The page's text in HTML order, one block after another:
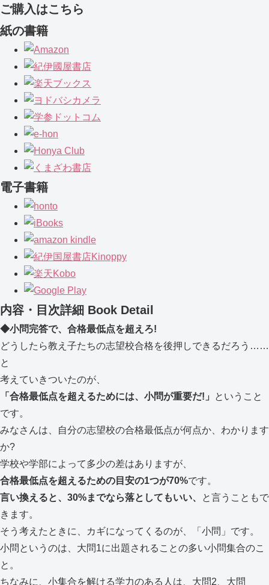
ご購入はこちら
紙の書籍
電子書籍
内容・目次詳細 Book Detail
◆小問完答で、合格最低点を超えろ!
どうしたら教え子たちの志望校合格を後押しできるだろう……
と
考えていきついたのが、
「合格最低点を超えるためには、小問が重要だ!」
ということ
です。
みなさんは、自分の志望校の合格最低点が何点か、わかります
か?
学校や学部によって多少の差はありますが、
合格最低点を超えるための目安の1つが70%です。
言い換えると、30%までなら落としてもいい、
と言うこともで
きます。
そう考えたときに、カギになってくるのが、「小問」です。
小問というのは、大問1に出題されることの多い小問集合のこ
と。
ちなみに、小集合を解ける学力のある人は、大問2、大問